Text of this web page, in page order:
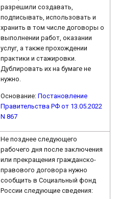
разрешили создавать,
подписывать, использовать и
хранить в том числе договоры о
выполнении работ, оказании
услуг, а также прохождении
практики и стажировки.
Дублировать их на бумаге не
нужно.
Основание:Постановление
Правительства РФ от 13.05.2022
N 867
Не позднее следующего
рабочего дня после заключения
или прекращения гражданско-
правового договора нужно
сообщить в Социальный фонд
России следующие сведения: